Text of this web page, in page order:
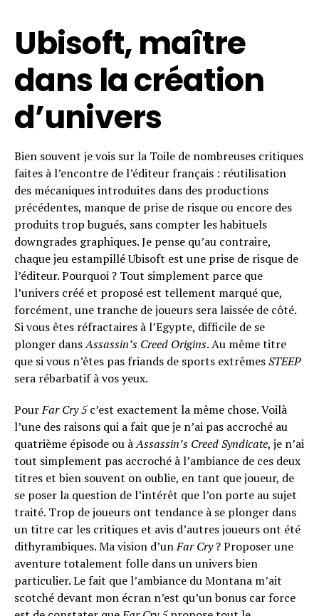
Ubisoft, maître
dans la création
d’univers
Bien souvent je vois sur la Toile de nombreuses critiques
faites à l’encontre de l’éditeur français : réutilisation
des mécaniques introduites dans des productions
précédentes, manque de prise de risque ou encore des
produits trop bugués, sans compter les habituels
downgrades graphiques. Je pense qu’au contraire,
chaque jeu estampillé Ubisoft est une prise de risque de
l’éditeur. Pourquoi ? Tout simplement parce que
l’univers créé et proposé est tellement marqué que,
forcément, une tranche de joueurs sera laissée de côté.
Si vous êtes réfractaires à l’Egypte, difficile de se
plonger dansAssassin’s Creed Origins. Au même titre
que si vous n’êtes pas friands de sports extrêmesSTEEP
sera rébarbatif à vos yeux.
PourFar Cry 5c’est exactement la même chose. Voilà
l’une des raisons qui a fait que je n’ai pas accroché au
quatrième épisode ou àAssassin’s Creed Syndicate, je n’ai
tout simplement pas accroché à l’ambiance de ces deux
titres et bien souvent on oublie, en tant que joueur, de
se poser la question de l’intérêt que l’on porte au sujet
traité. Trop de joueurs ont tendance à se plonger dans
un titre car les critiques et avis d’autres joueurs ont été
dithyrambiques. Ma vision d’unFar Cry? Proposer une
aventure totalement folle dans un univers bien
particulier. Le fait que l’ambiance du Montana m’ait
scotché devant mon écran n’est qu’un bonus car force